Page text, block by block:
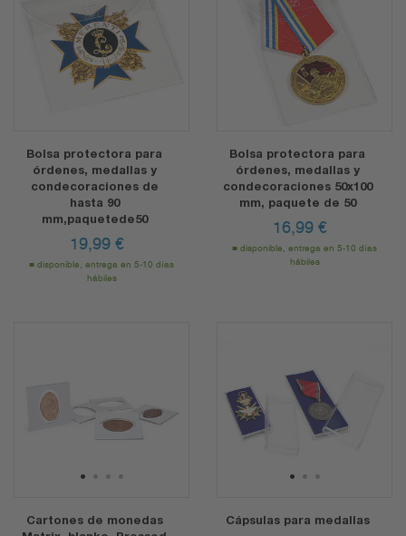
Bolsa protectora para
órdenes, medallas y
condecoraciones de
hasta 90
mm,paquetede50
19,99 €
disponible, entrega en 5-10 días
hábiles
Bolsa protectora para
órdenes, medallas y
condecoraciones 50x100
mm, paquete de 50
16,99 €
disponible, entrega en 5-10 días
hábiles
1 2 3 4
Cartones de monedas
1 2 3
Cápsulas para medallas